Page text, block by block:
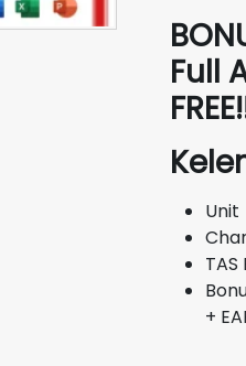
Full
Unit
+